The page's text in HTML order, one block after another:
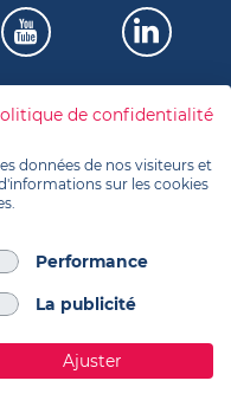
de confidentialité
données de nos visiteurs et
sur les cookies
Performance
La publicité
Ajuster